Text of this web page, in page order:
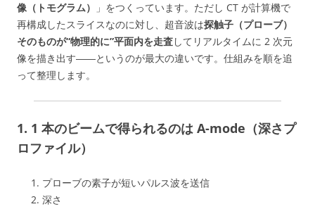
像（トモグラム）
」をつくっています。ただし CT が計算機で
再構成したスライスなのに対し、超音波は探触子（プローブ）
そのものが“物理的に”平面内を走査してリアルタイムに 2 次元
像を描き出す――というのが最大の違いです。仕組みを順を追
って整理します。
1. 1 本のビームで得られるのは A-mode（深さプ
ロファイル）
プローブの素子が短いパルス波を送信
深さ